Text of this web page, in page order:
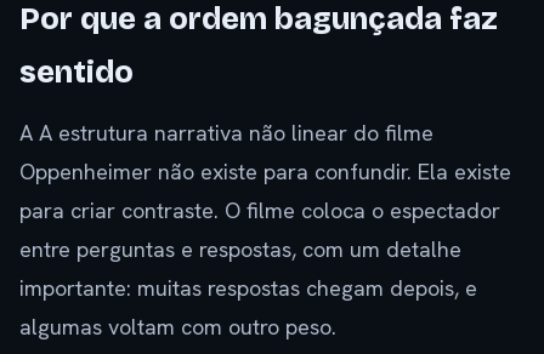
Por que a ordem bagunçada faz
sentido
A A estrutura narrativa não linear do filme
Oppenheimer não existe para confundir. Ela existe
para criar contraste. O filme coloca o espectador
entre perguntas e respostas, com um detalhe
importante: muitas respostas chegam depois, e
algumas voltam com outro peso.